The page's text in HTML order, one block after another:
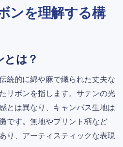
ンを理解する構
は？
統的に綿や麻で織られた丈夫な
リボンを指します。サテンの光
とは異なり、キャンバス生地は
です。無地やプリント柄など
り、アーティスティックな表現